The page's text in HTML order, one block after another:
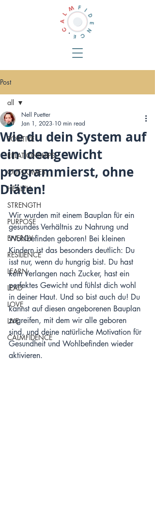
Post
all
POSITIVE
RELATIONSHIPS
OUTCOMES
HEALTH
STRENGTH
PURPOSE
ENERGY
RESILIENCE
LEARN
LEAD
LOVE
LIVE
CALMFIDENCE
all
Wie du dein System auf
ein Idealgewicht
programmierst, ohne
Diäten!
Nell Puetter
Jan 1, 2023 10 min read
Wir wurden mit einem Bauplan für ein
gesundes Verhältnis zu Nahrung und
Wohlbefinden geboren! Bei kleinen
Kindern ist das besonders deutlich: Du
isst nur, wenn du hungrig bist. Du hast
kein Verlangen nach Zucker, hast ein
perfektes Gewicht und fühlst dich wohl
in deiner Haut. Und so bist auch du! Du
kannst auf diesen angeborenen Bauplan
zugreifen, mit dem wir alle geboren
sind, und deine natürliche Motivation für
Gesundheit und Wohlbefinden wieder
aktivieren.